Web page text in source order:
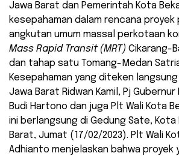
Jawa Barat dan Pemerintah Kota
kesepahaman dalam rencana proyek
angkutan umum massal perkotaan
Mass Rapid Transit (MRT) Cikarang-
dan tahap satu Tomang-Medan
Kesepahaman yang diteken
Jawa Barat Ridwan Kamil, Pj Gubernur
Budi Hartono dan juga Plt Wali Kota
ini berlangsung di Gedung Sate, Kota
Barat, Jumat (17/02/2023). Plt Wali
Adhianto menjelaskan bahwa proyek